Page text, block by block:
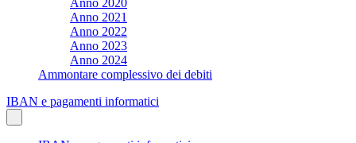
Anno 2021
Anno 2022
Anno 2023
Anno 2024
Ammontare complessivo dei debiti
IBAN e pagamenti informatici